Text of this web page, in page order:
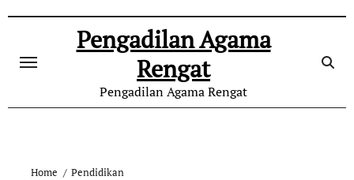
content
Pengadilan Agama
Rengat
Pengadilan Agama Rengat
Home
Pendidikan